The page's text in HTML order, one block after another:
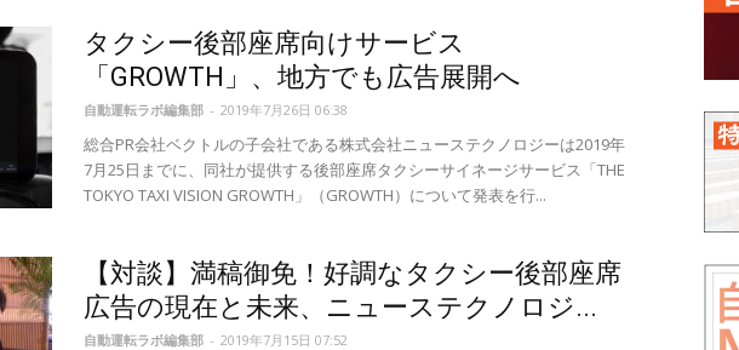
タクシー後部座席向けサービス
「GROWTH」、地方でも広告展開へ
自動運転ラボ編集部 - 2019年7月26日 06:38
総合PR会社ベクトルの子会社である株式会社ニューステクノロジーは2019年
7月25日までに、同社が提供する後部座席タクシーサイネージサービス「THE
TOKYO TAXI VISION GROWTH」（GROWTH）について発表を行...
【対談】満稿御免！好調なタクシー後部座席
広告の現在と未来、ニューステクノロジ...
自動運転ラボ編集部 - 2019年7月15日 07:52